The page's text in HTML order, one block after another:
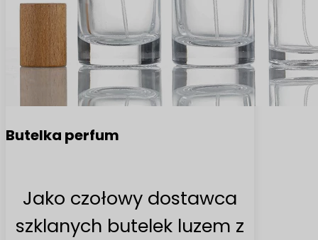
Butelka perfum
Jako czołowy dostawca
szklanych butelek luzem z